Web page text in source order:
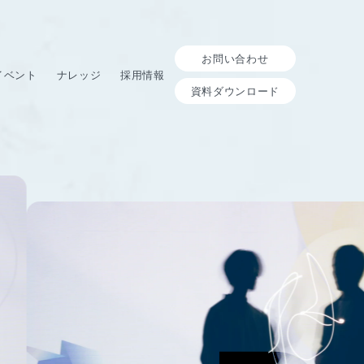
ベント ナレッジ 採用情報
お問い合わせ
資料ダウンロード